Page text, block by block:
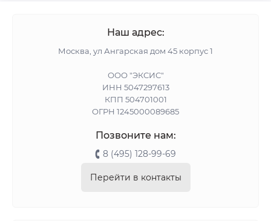
Наш адрес:
Москва, ул Ангарская дом 45 корпус 1
ООО "ЭКСИС"
ИНН 5047297613
КПП 504701001
ОГРН 1245000089685
Позвоните нам:
8 (495) 128-99-69
Перейти в контакты